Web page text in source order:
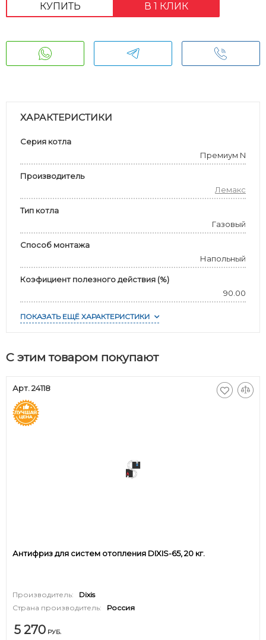
КУПИТЬ В 1 КЛИК
ХАРАКТЕРИСТИКИ
Серия котла
Премиум N
Производитель
Лемакс
Тип котла
Газовый
Способ монтажа
Напольный
Коэфициент полезного действия (%)
90.00
ПОКАЗАТЬ ЕЩЁ ХАРАКТЕРИСТИКИ
С этим товаром покупают
Арт. 24118
Антифриз для систем отопления DIXIS-65, 20 кг.
Производитель:
Dixis
Страна производитель:
Россия
5 270 РУБ.